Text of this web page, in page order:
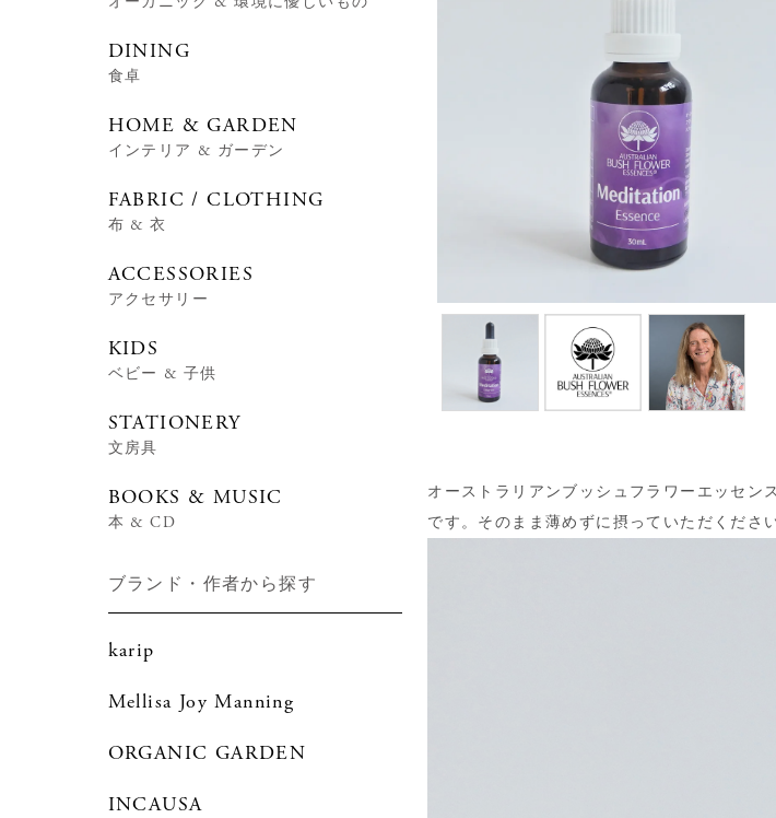
オーストラリアンブッシュフラワーエッセ
です。そのまま薄めずに摂っていただください
DINING
食卓
HOME & GARDEN
インテリア & ガーデン
FABRIC / CLOTHING
布 & 衣
ACCESSORIES
アクセサリー
KIDS
ベビー & 子供
STATIONERY
文房具
BOOKS & MUSIC
本 & CD
ブランド・作者から探す
karip
Mellisa Joy Manning
ORGANIC GARDEN
INCAUSA